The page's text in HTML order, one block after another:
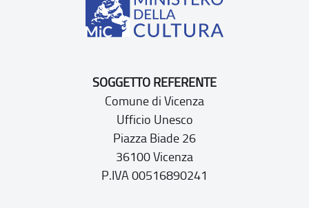
SOGGETTO REFERENTE
Comune di Vicenza
Ufficio Unesco
Piazza Biade 26
36100 Vicenza
P.IVA 00516890241